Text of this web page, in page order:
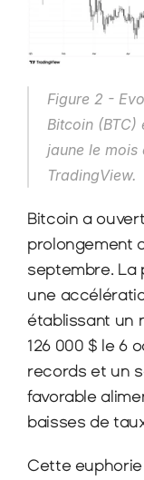
Figure 2 -
Bitcoin (BTC)
jaune le mois
TradingView.
Bitcoin a
prolongement
septembre. La
une
établissant un
126 000 $ le 6
records et un
favorable
baisses de
Cette euphorie